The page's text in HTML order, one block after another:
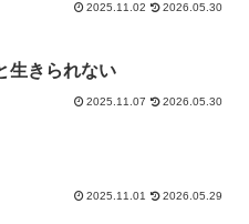
2025.11.02 2026.05.30
生きられない
2025.11.07 2026.05.30
2025.11.01 2026.05.29